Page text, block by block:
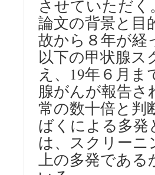
させていただく。
論文の背景と
故から８年が経
以下の甲状腺ス
え、19年６月
腺がんが報告
常の数十倍と判
ばくによる多発
は、スクリーニ
上の多発である